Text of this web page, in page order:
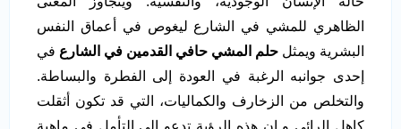
الظاهري للمشي في الشارع ليغوص في أعماق النفس
البشرية ويمثل حلم المشي حافي القدمين في الشارع في
إحدى جوانبه الرغبة في العودة إلى الفطرة والبساطة.
والتخلص من الزخارف والكماليات، التي قد تكون أثقلت
كاهل الرائي و إن هذه الرؤية تدعو إلى التأمل في ماهية